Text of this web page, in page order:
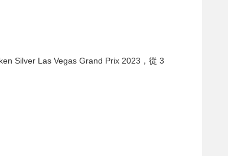
Silver Las Vegas Grand Prix 2023，從 3